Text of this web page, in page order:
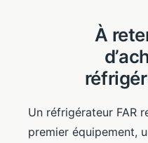
À
Un réfrigérateur FAR
premier équipement,